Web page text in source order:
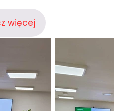
więcej